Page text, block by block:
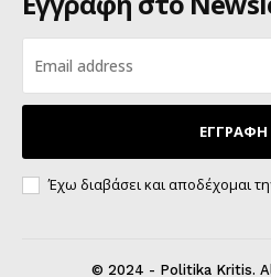
ΕΓΓΡΑΦΗ
Έχω διαβάσει και αποδέχομαι
© 2024 - Politika Kritis.